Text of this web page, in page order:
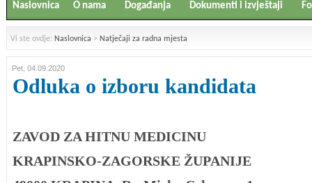
Naslovnica O nama Događanja Dokumenti i izvještaji
Vi ste ovdje: Naslovnica > Natječaji za radna mjesta
Pet, 04.09.2020
Odluka o izboru kandidata
ZAVOD ZA HITNU MEDICINU
KRAPINSKO-ZAGORSKE ŽUPANIJE